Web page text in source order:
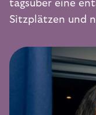
tagsüber eine
Sitzplätzen und